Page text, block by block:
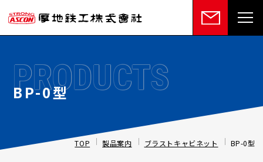
BP-0型
PRODUCTS
TOP 製品案内 ブラストキャビネット BP-0型